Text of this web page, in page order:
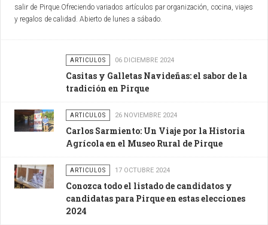
salir de Pirque.Ofreciendo variados artículos par organización, cocina, viajes
y regalos de calidad. Abierto de lunes a sábado.
ARTICULOS 06 DICIEMBRE 2024
Casitas y Galletas Navideñas: el sabor de la
tradición en Pirque
ARTICULOS 26 NOVIEMBRE 2024
Carlos Sarmiento: Un Viaje por la Historia
Agrícola en el Museo Rural de Pirque
ARTICULOS 17 OCTUBRE 2024
Conozca todo el listado de candidatos y
candidatas para Pirque en estas elecciones
2024